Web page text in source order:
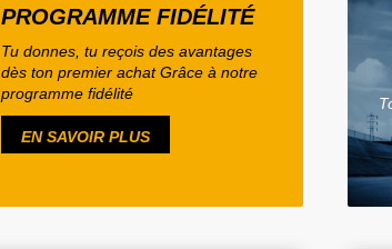
PROGRAMME FIDÉLITÉ
Tu donnes, tu reçois des avantages
dès ton premier achat Grâce à notre
programme fidélité
EN SAVOIR PLUS